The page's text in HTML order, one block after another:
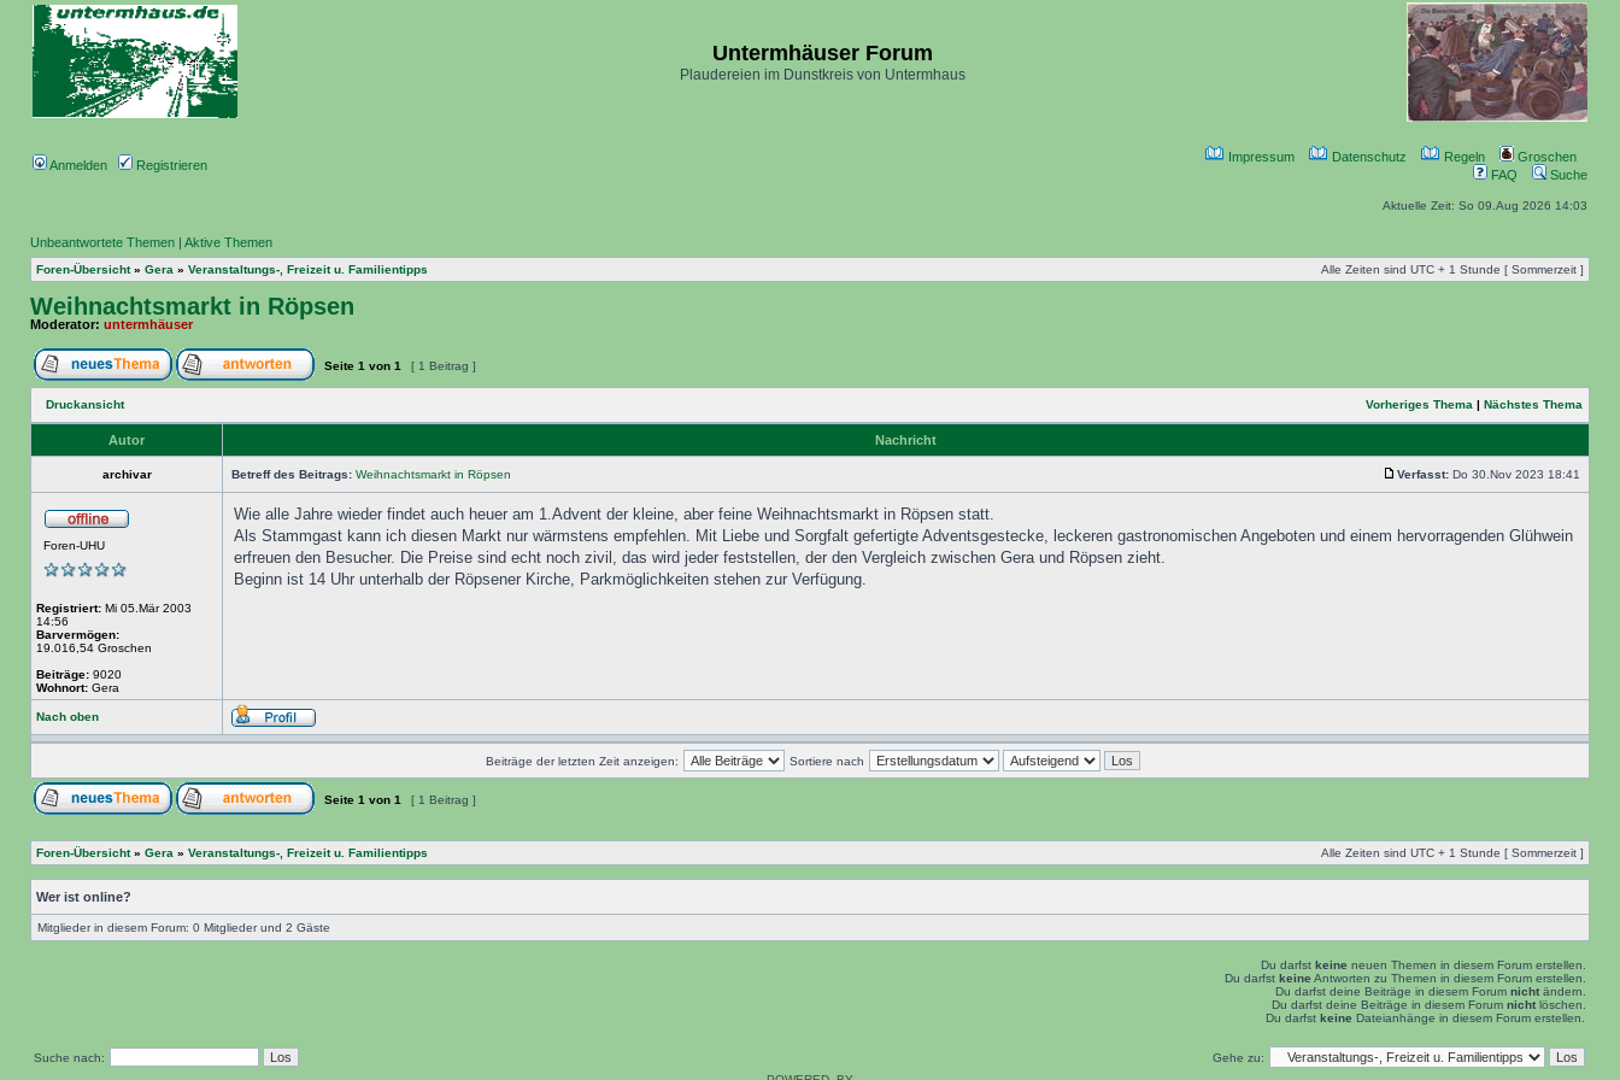
Untermhäuser Forum
Plaudereien im Dunstkreis von Untermhaus
Anmelden Registrieren
Impressum Datenschutz Regeln
Groschen
FAQ
Suche
Aktuelle Zeit: So 09.Aug 2026 14:03
Unbeantwortete Themen | Aktive Themen
Foren-Übersicht» Gera » Veranstaltungs-, Freizeit u. Familientipps Alle Zeiten sind UTC + 1 Stunde [ Sommerzeit ]
Weihnachtsmarkt in Röpsen
Moderator: untermhäuser
Seite 1 von 1 [ 1 Beitrag ]
Druckansicht Vorheriges Thema | Nächstes Thema
Autor Nachricht
archivar Betreff des Beitrags: Weihnachtsmarkt in Röpsen Verfasst: Do 30.Nov 2023 18:41
Foren-UHU
Registriert: Mi 05.Mär 2003
14:56
Barvermögen:
19.016,54 Groschen
Beiträge: 9020
Wohnort: Gera
Wie alle Jahre wieder findet auch heuer am 1.Advent der kleine, aber feine Weihnachtsmarkt in Röpsen statt.
Als Stammgast kann ich diesen Markt nur wärmstens empfehlen. Mit Liebe und Sorgfalt gefertigte Adventsgestecke, leckeren gastronomischen Angeboten und einem hervorragenden Glühwein
erfreuen den Besucher. Die Preise sind echt noch zivil, das wird jeder feststellen, der den Vergleich zwischen Gera und Röpsen zieht.
Beginn ist 14 Uhr unterhalb der Röpsener Kirche, Parkmöglichkeiten stehen zur Verfügung.
Nach oben
Beiträge der letzten Zeit anzeigen: Sortiere nach
Seite 1 von 1 [ 1 Beitrag ]
Foren-Übersicht» Gera » Veranstaltungs-, Freizeit u. Familientipps Alle Zeiten sind UTC + 1 Stunde [ Sommerzeit ]
Wer ist online?
Mitglieder in diesem Forum: 0 Mitglieder und 2 Gäste
Du darfst keine neuen Themen in diesem Forum erstellen.
Du darfst keine Antworten zu Themen in diesem Forum erstellen.
Du darfst deine Beiträge in diesem Forum nicht ändern.
Du darfst deine Beiträge in diesem Forum nicht löschen.
Du darfst keine Dateianhänge in diesem Forum erstellen.
Suche nach:
Gehe zu: